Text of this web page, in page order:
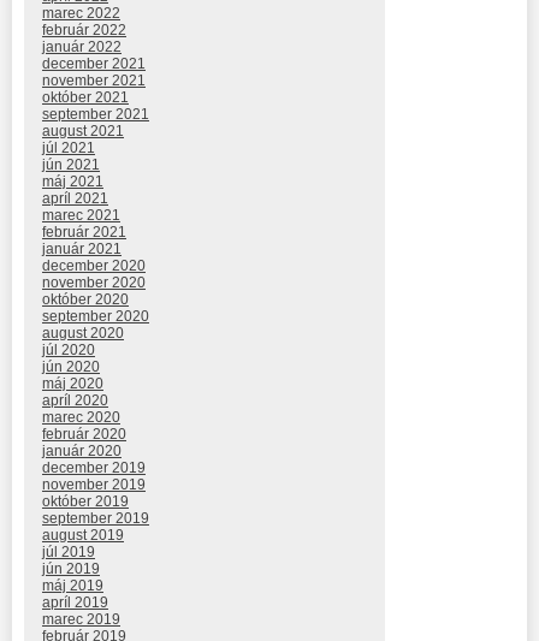
marec 2022
február 2022
január 2022
december 2021
november 2021
október 2021
september 2021
august 2021
júl 2021
jún 2021
máj 2021
apríl 2021
marec 2021
február 2021
január 2021
december 2020
november 2020
október 2020
september 2020
august 2020
júl 2020
jún 2020
máj 2020
apríl 2020
marec 2020
február 2020
január 2020
december 2019
november 2019
október 2019
september 2019
august 2019
júl 2019
jún 2019
máj 2019
apríl 2019
marec 2019
február 2019